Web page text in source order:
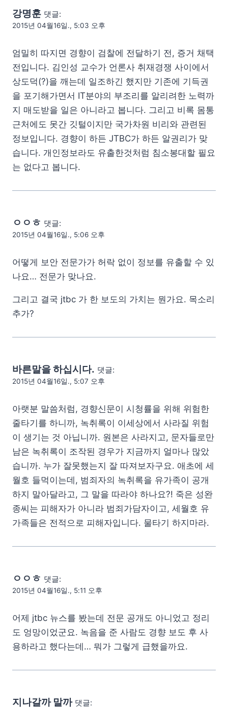
강명훈 댓글:
2015년 04월16일., 5:03 오후
엄밀히 따지면 경향이 검찰에 전달하기 전, 증거 채택
전입니다. 김인성 교수가 언론사 취재경쟁 사이에서
상도덕(?)을 깨는데 일조하긴 했지만 기존에 기득권
을 포기해가면서 IT분야의 부조리를 알리려한 노력까
지 매도받을 일은 아니라고 봅니다. 그리고 비록 몸통
근처에도 못간 깃털이지만 국가차원 비리와 관련된
정보입니다. 경향이 하든 JTBC가 하든 알권리가 맞
습니다. 개인정보라도 유출한것처럼 침소봉대할 필요
는 없다고 봅니다.
ㅇㅇㅎ 댓글:
2015년 04월16일., 5:06 오후
어떻게 보안 전문가가 허락 없이 정보를 유출할 수 있
나요… 전문가 맞나요.
그리고 결국 jtbc 가 한 보도의 가치는 뭔가요. 목소리
추가?
바른말을 하십시다. 댓글:
2015년 04월16일., 5:07 오후
아랫분 말씀처럼, 경향신문이 시청률을 위해 위험한
줄타기를 하니까, 녹취록이 이세상에서 사라질 위험
이 생기는 것 아닙니까. 원본은 사라지고, 문자들로만
남은 녹취록이 조작된 경우가 지금까지 얼마나 많았
습니까. 누가 잘못했는지 잘 따져보자구요. 애초에 세
월호 들먹이는데, 범죄자의 녹취록을 유가족이 공개
하지 말아달라고, 그 말을 따라야 하나요?! 죽은 성완
종씨는 피해자가 아니라 범죄가담자이고, 세월호 유
가족들은 전적으로 피해자입니다. 물타기 하지마라.
ㅇㅇㅎ 댓글:
2015년 04월16일., 5:11 오후
어제 jtbc 뉴스를 봤는데 전문 공개도 아니었고 정리
도 엉망이었군요. 녹음을 준 사람도 경향 보도 후 사
용하라고 했다는데… 뭐가 그렇게 급했을까요.
지나갈까 말까 댓글: